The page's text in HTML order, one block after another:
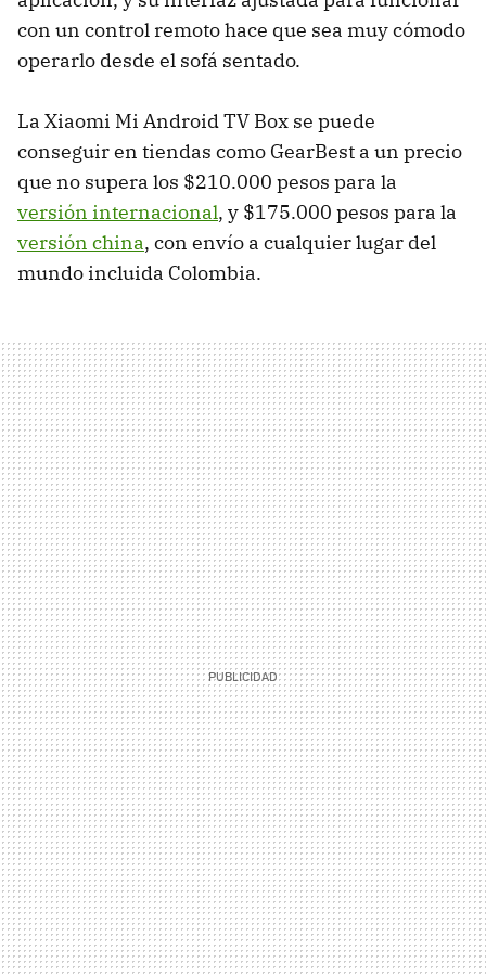
con un control remoto hace que sea muy cómodo
operarlo desde el sofá sentado.
La Xiaomi Mi Android TV Box se puede
conseguir en tiendas como GearBest a un precio
que no supera los $210.000 pesos para la
versión internacional, y $175.000 pesos para la
versión china, con envío a cualquier lugar del
mundo incluida Colombia.